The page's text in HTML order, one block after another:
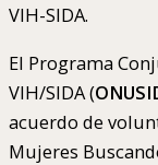
VIH-SIDA.
El Programa
VIH/SIDA (
acuerdo de
Mujeres